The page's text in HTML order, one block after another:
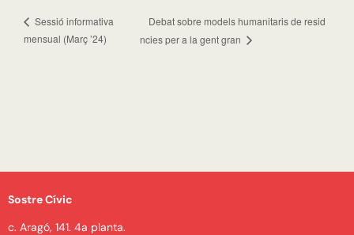
Sessió informativa
mensual (Març ’24)
Debat sobre models humanitaris de resid
ncies per a la gent gran
Sostre Cívic
c. Aragó, 141. 4a planta.